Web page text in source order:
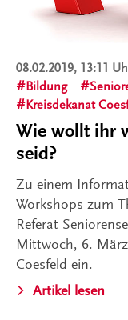
08.02.2019, 13:11
Bildung
Kreisdekanat
Wie wollt ihr
seid?
Zu einem
Workshops zum
Referat
Mittwoch, 6.
Coesfeld ein.
Artikel lesen